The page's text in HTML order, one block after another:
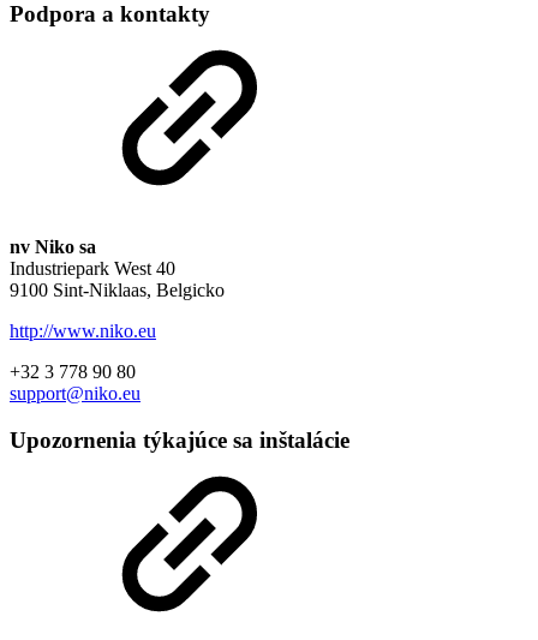
Podpora a kontakty
nv Niko sa
Industriepark West 40
9100 Sint-Niklaas, Belgicko
http://www.niko.eu
+32 3 778 90 80
support@niko.eu
Upozornenia týkajúce sa inštalácie